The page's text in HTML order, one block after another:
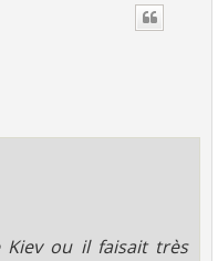
ou il faisait très